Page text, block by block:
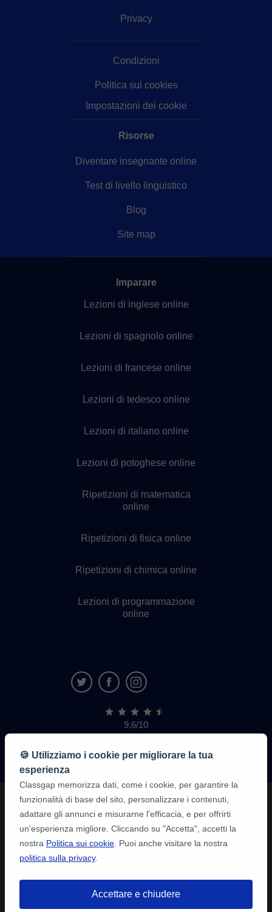
Privacy
Condizioni
Politica sui cookies
Impostazioni dei cookie
Risorse
Diventare insegnante online
Test di livello linguistico
Blog
Site map
Imparare
Lezioni di inglese online
Lezioni di spagnolo online
Lezioni di francese online
Lezioni di tedesco online
Lezioni di italiano online
Lezioni di potoghese online
Ripetizioni di matematica
online
Ripetizioni di fisica online
Ripetizioni di chimica online
Lezioni di programmazione
online
9,6/10
1.339.284
recensioni
di
alunni
🍪 Utilizziamo i cookie per migliorare la tua
esperienza
Classgap memorizza dati, come i cookie, per garantire la
funzionalità di base del sito, personalizzare i contenuti,
adattare gli annunci e misurarne l'efficacia, e per offrirti
un'esperienza migliore. Cliccando su "Accetta", accetti la
nostra Politica sui cookie . Puoi anche visitare la nostra
politica sulla privacy.
Accettare e chiudere